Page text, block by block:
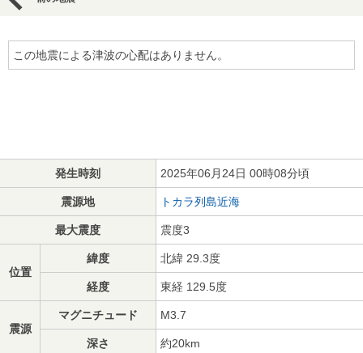
この地震による津波の心配はありません。
発生時刻 2025年06月24日 00時08分頃
震源地 トカラ列島近海
最大震度 震度3
位置
緯度 北緯 29.3度
経度 東経 129.5度
震源
マグニチュード M3.7
深さ 約20km